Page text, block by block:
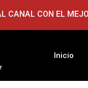
CANAL CON EL
Inicio